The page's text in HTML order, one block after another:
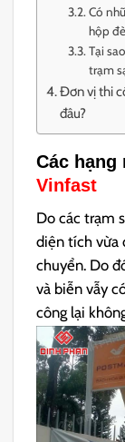
Có
hộp
Tại
trạm
Đơn vị thi
đâu?
Các hạng
Vinfast
Do các trạm
diện tích vừa
chuyển. Do
và biễn vẫy
công lại